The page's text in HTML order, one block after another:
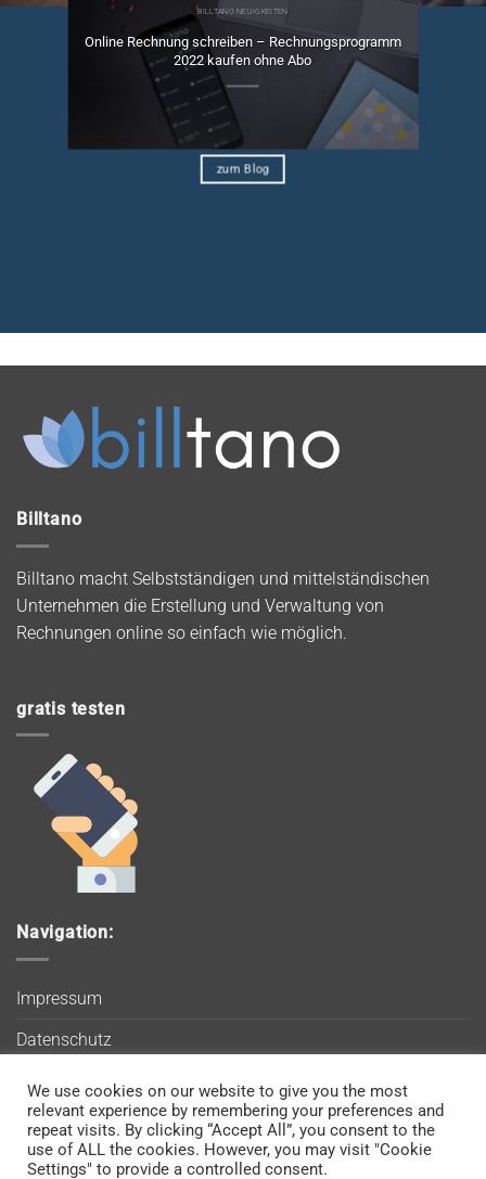
BILLTANO NEUIGKEITEN
Online Rechnung schreiben – Rechnungsprogramm
2022 kaufen ohne Abo
zum Blog
Billtano
Billtano macht Selbstständigen und mittelständischen
Unternehmen die Erstellung und Verwaltung von
Rechnungen online so einfach wie möglich.
gratis testen
Navigation:
Impressum
Datenschutz
AGB
Blog
Kontakt
We use cookies on our website to give you the most
relevant experience by remembering your preferences and
repeat visits. By clicking “Accept All”, you consent to the
use of ALL the cookies. However, you may visit "Cookie
Settings" to provide a controlled consent.
Wir verwenden Cookies, um sicherzustellen, dass Sie auf
unserer Website die bestmögliche Erfahrung machen. Wenn
Sie diese Website weiterhin nutzen, gehen wir davon aus, dass